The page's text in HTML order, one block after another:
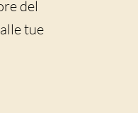
del
tue